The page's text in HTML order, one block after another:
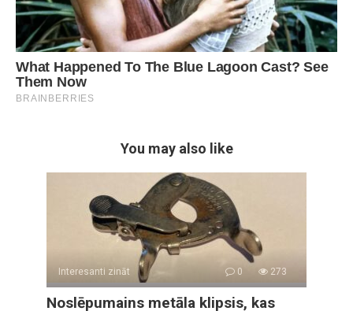
You may also like
Interesanti zināt 0 273
Noslēpumains metāla klipsis, kas